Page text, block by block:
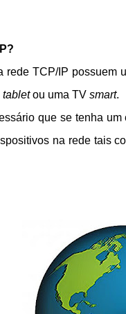
rede TCP/IP possuem
tabletou uma TV smart.
que se tenha
na rede tais